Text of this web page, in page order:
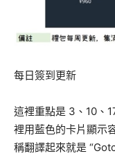
每日簽到更新
這裡重點是 3、10、
裡用藍色的卡片顯示
稱翻譯起來就是